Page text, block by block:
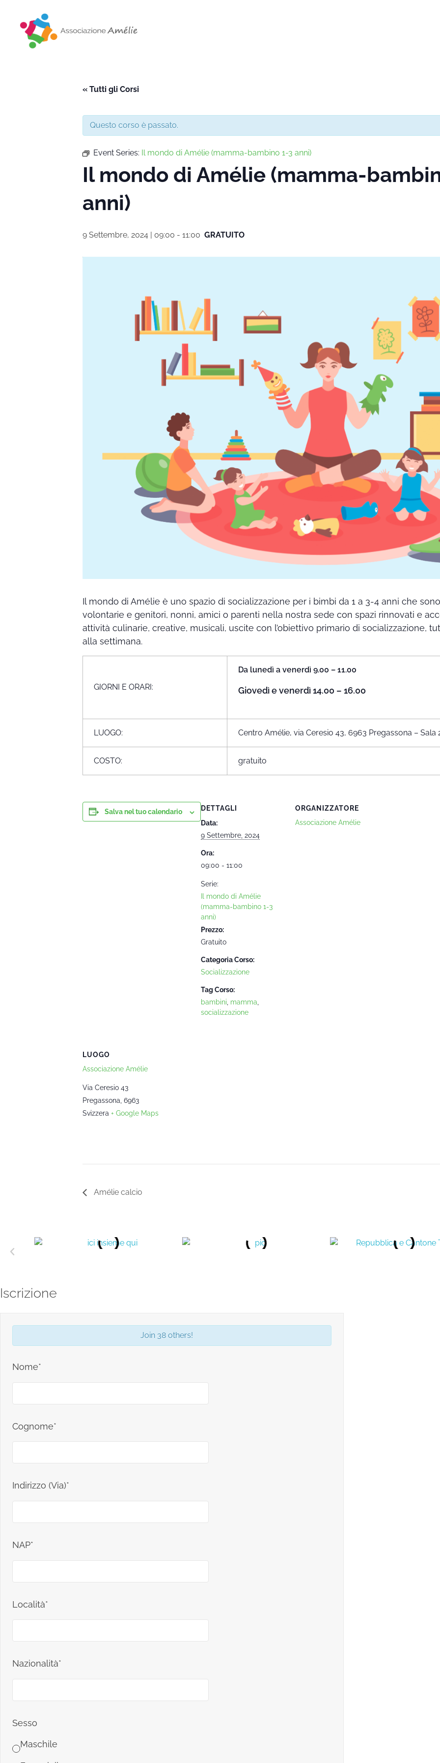
« Tutti gli Corsi
Questo corso è passato.
Event Series: Il mondo di Amélie (mamma-bambino 1-3 anni)
Il mondo di Amélie (mamma-
anni)
9 Settembre, 2024 | 09:00 - 11:00 GRATUITO
Il mondo di Amélie è uno spazio di socializzazione per i bimbi da 1 a 3-4 anni che
volontarie e genitori, nonni, amici o parenti nella nostra sede con spazi rinnovati e
attività culinarie, creative, musicali, uscite con l’obiettivo primario di socializzazione,
alla settimana.
GIORNI E ORARI:
Da lunedì a venerdì 9.00 – 11.00
Giovedì e venerdì 14.00 – 16.00
LUOGO: Centro Amélie, via Ceresio 43, 6963 Pregassona – Sala
COSTO: gratuito
Salva nel tuo calendario
DETTAGLI
Data:
9 Settembre, 2024
Ora:
09:00 - 11:00
Serie:
Il mondo di Amélie
(mamma-bambino 1-3
anni)
Prezzo:
Gratuito
Categoria Corso:
Socializzazione
Tag Corso:
bambini mamma
socializzazione
ORGANIZZATORE
Associazione Amélie
LUOGO
Associazione Amélie
Via Ceresio 43
Pregassona 6963
Svizzera + Google Maps
Amélie calcio
Iscrizione
Join 38 others!
Nome*
Cognome*
Indirizzo (Via)*
NAP*
Località*
Nazionalità*
Sesso
Maschile